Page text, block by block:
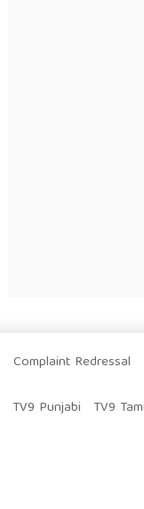
Complaint Redressal
TV9 Punjabi TV9